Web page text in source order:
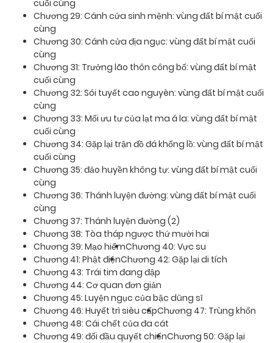
cuối cùng
Chương 29: Cánh cửa sinh mệnh: vùng đất bí mật cuối
cùng
Chương 30: Cánh cửa địa ngục: vùng đất bí mật cuối
cùng
Chương 31: Trưởng lão thôn công bố: vùng đất bí mật
cuối cùng
Chương 32: Sói tuyết cao nguyên: vùng đất bí mật cuối
cùng
Chương 33: Mối ưu tư của lạt ma á la: vùng đất bí mật
cuối cùng
Chương 34: Gặp lại trận đồ đá khổng lồ: vùng đất bí mật
cuối cùng
Chương 35: đảo huyền không tự: vùng đất bí mật cuối
cùng
Chương 36: Thánh luyện đường: vùng đất bí mật cuối
cùng
Chương 37: Thánh luyện đường (2)
Chương 38: Tòa tháp ngược thứ mười hai
Chương 39: Mạo hiểmChương 40: Vực su
Chương 41: Phật điệnChương 42: Gặp lại di tích
Chương 43: Trái tim đang đập
Chương 44: Cơ quan đơn giản
Chương 45: Luyện ngục của bậc dũng sĩ
Chương 46: Huyết trì siêu cấpChương 47: Trùng khốn
Chương 48: Cái chết của đa cát
Chương 49: đối đầu quyết chiếnChương 50: Gặp lại